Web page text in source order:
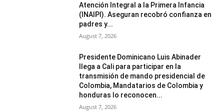
Atención Integral a la Primera Infancia
(INAIPI). Aseguran recobró confianza en
padres y...
August 7, 2026
Presidente Dominicano Luis Abinader
llega a Cali para participar en la
transmisión de mando presidencial de
Colombia, Mandatarios de Colombia y
honduras lo reconocen...
August 7, 2026